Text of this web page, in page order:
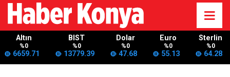
Altın
%0
6659.71
BIST
%0
13779.39
Dolar
%0
47.68
Euro
%0
55.13
Sterlin
%0
64.28